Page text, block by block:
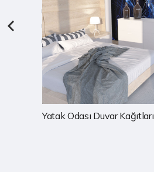
Çocuk Odası Duvar Kağıtları